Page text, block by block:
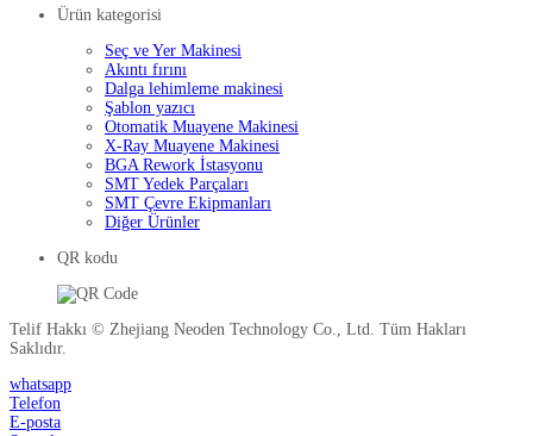
Ürün kategorisi
Seç ve Yer Makinesi
Akıntı fırını
Dalga lehimleme makinesi
Şablon yazıcı
Otomatik Muayene Makinesi
X-Ray Muayene Makinesi
BGA Rework İstasyonu
SMT Yedek Parçaları
SMT Çevre Ekipmanları
Diğer Ürünler
QR kodu
Telif Hakkı © Zhejiang Neoden Technology Co., Ltd. Tüm Hakları
Saklıdır.
whatsapp
Telefon
E-posta